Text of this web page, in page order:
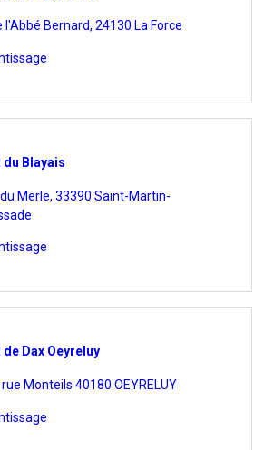
l'Abbé Bernard, 24130 La Force
du Blayais
Merle, 33390 Saint-Martin-
de Dax Oeyreluy
Monteils 40180 OEYRELUY